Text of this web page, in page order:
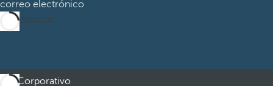
correo electrónico
Suscribirme
Corporativo